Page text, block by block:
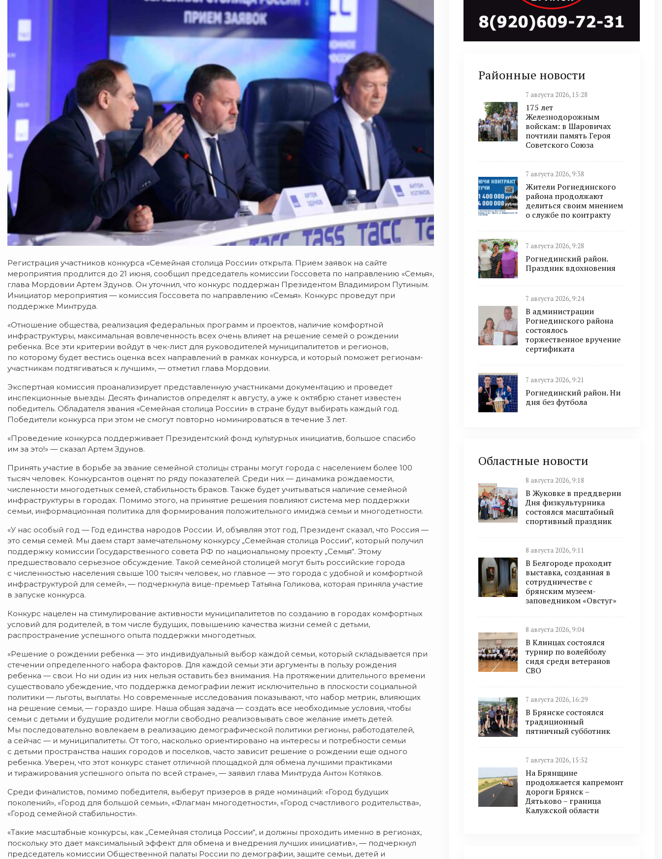
Регистрация участников конкурса «Семейная столица России» открыта. Прием заявок на сайте
мероприятия продлится до 21 июня, сообщил председатель комиссии Госсовета по направлению «Семья»,
глава Мордовии Артем Здунов. Он уточнил, что конкурс поддержан Президентом Владимиром Путиным.
Инициатор мероприятия — комиссия Госсовета по направлению «Семья». Конкурс проведут при
поддержке Минтруда.
«Отношение общества, реализация федеральных программ и проектов, наличие комфортной
инфраструктуры, максимальная вовлеченность всех очень влияет на решение семей о рождении
ребенка. Все эти критерии войдут в чек-лист для руководителей муниципалитетов и регионов,
по которому будет вестись оценка всех направлений в рамках конкурса, и который поможет регионам-
участникам подтягиваться к лучшим», — отметил глава Мордовии.
Экспертная комиссия проанализирует представленную участниками документацию и проведет
инспекционные выезды. Десять финалистов определят к августу, а уже к октябрю станет известен
победитель. Обладателя звания «Семейная столица России» в стране будут выбирать каждый год.
Победители конкурса при этом не смогут повторно номинироваться в течение 3 лет.
«Проведение конкурса поддерживает Президентский фонд культурных инициатив, большое спасибо
им за это!» — сказал Артем Здунов.
Принять участие в борьбе за звание семейной столицы страны могут города с населением более 100
тысяч человек. Конкурсантов оценят по ряду показателей. Среди них — динамика рождаемости,
численности многодетных семей, стабильность браков. Также будет учитываться наличие семейной
инфраструктуры в городах. Помимо этого, на принятие решения повлияют система мер поддержки
семьи, информационная политика для формирования положительного имиджа семьи и многодетности.
«У нас особый год — Год единства народов России. И, объявляя этот год, Президент сказал, что Россия —
это семья семей. Мы даем старт замечательному конкурсу „Семейная столица России“, который получил
поддержку комиссии Государственного совета РФ по национальному проекту „Семья“. Этому
предшествовало серьезное обсуждение. Такой семейной столицей могут быть российские города
с численностью населения свыше 100 тысяч человек, но главное — это города с удобной и комфортной
инфраструктурой для семей», — подчеркнула вице-премьер Татьяна Голикова, которая приняла участие
в запуске конкурса.
Конкурс нацелен на стимулирование активности муниципалитетов по созданию в городах комфортных
условий для родителей, в том числе будущих, повышению качества жизни семей с детьми,
распространение успешного опыта поддержки многодетных.
«Решение о рождении ребенка — это индивидуальный выбор каждой семьи, который складывается при
стечении определенного набора факторов. Для каждой семьи эти аргументы в пользу рождения
ребенка — свои. Но ни один из них нельзя оставить без внимания. На протяжении длительного времени
существовало убеждение, что поддержка демографии лежит исключительно в плоскости социальной
политики — льготы, выплаты. Но современные исследования показывают, что набор метрик, влияющих
на решение семьи, — гораздо шире. Наша общая задача — создать все необходимые условия, чтобы
семьи с детьми и будущие родители могли свободно реализовывать свое желание иметь детей.
Мы последовательно вовлекаем в реализацию демографической политики регионы, работодателей,
а сейчас — и муниципалитеты. От того, насколько ориентировано на интересы и потребности семьи
с детьми пространства наших городов и поселков, часто зависит решение о рождении еще одного
ребенка. Уверен, что этот конкурс станет отличной площадкой для обмена лучшими практиками
и тиражирования успешного опыта по всей стране», — заявил глава Минтруда Антон Котяков.
Среди финалистов, помимо победителя, выберут призеров в ряде номинаций: «Город будущих
поколений», «Город для большой семьи», «Флагман многодетности», «Город счастливого родительства»,
«Город семейной стабильности».
«Такие масштабные конкурсы, как „Семейная столица России“, и должны проходить именно в регионах,
поскольку это дает максимальный эффект для обмена и внедрения лучших инициатив», — подчеркнул
председатель комиссии Общественной палаты России по демографии, защите семьи, детей и
Районные новости
7 августа 2026, 15:28
175 лет
Железнодорожным
войскам: в Шаровичах
почтили память Героя
Советского Союза
7 августа 2026, 9:38
Жители Рогнединского
района продолжают
делиться своим мнением
о службе по контракту
7 августа 2026, 9:28
Рогнединский район.
Праздник вдохновения
7 августа 2026, 9:24
В администрации
Рогнединского района
состоялось
торжественное вручение
сертификата
7 августа 2026, 9:21
Рогнединский район. Ни
дня без футбола
Областные новости
8 августа 2026, 9:18
В Жуковке в преддверии
Дня физкультурника
состоялся масштабный
спортивный праздник
8 августа 2026, 9:11
В Белгороде проходит
выставка, созданная в
сотрудничестве с
брянским музеем-
заповедником «Овстуг»
8 августа 2026, 9:04
В Клинцах состоялся
турнир по волейболу
сидя среди ветеранов
СВО
7 августа 2026, 16:29
В Брянске состоялся
традиционный
пятничный субботник
7 августа 2026, 15:52
На Брянщине
продолжается капремонт
дороги Брянск –
Дятьково – граница
Калужской области